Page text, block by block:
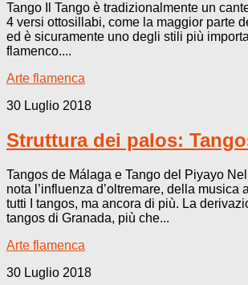
Tango Il Tango è tradizionalmente un
4 versi ottosillabi, come la maggior parte
ed è sicuramente uno degli stili più
flamenco....
Arte flamenca
30 Luglio 2018
Struttura dei palos:
Tangos de Málaga e Tango del Piyayo
nota l’influenza d’oltremare, della musica
tutti I tangos, ma ancora di più. La
tangos di Granada, più che...
Arte flamenca
30 Luglio 2018